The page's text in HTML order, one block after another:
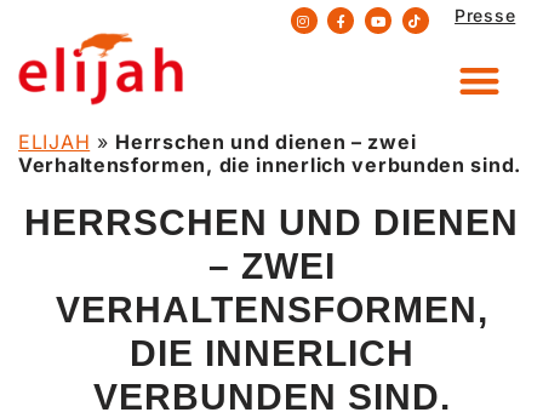
Zum
Inhalt
springen
Presse
ELIJAH » Herrschen und dienen – zwei
Verhaltensformen, die innerlich verbunden sind.
HERRSCHEN UND DIENEN
– ZWEI
VERHALTENSFORMEN,
DIE INNERLICH
VERBUNDEN SIND.